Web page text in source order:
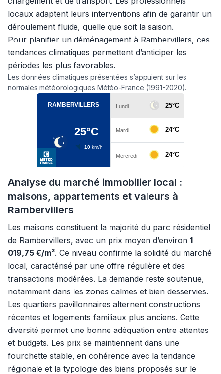
locaux adaptent leurs interventions afin de garantir un
déroulement fluide, quelle que soit la saison.
Pour planifier un déménagement à Rambervillers, ces
tendances climatiques permettent d’anticiper les
périodes les plus favorables.
Les données climatiques présentées s’appuient sur les
normales météorologiques Météo-France (1991-2020).
Analyse du marché immobilier local :
maisons, appartements et valeurs à
Rambervillers
Les maisons constituent la majorité du parc résidentiel
de Rambervillers, avec un prix moyen d’environ 1
019,75 €/m². Ce niveau confirme la solidité du marché
local, caractérisé par une offre régulière et des
transactions modérées. La demande reste soutenue,
notamment dans les zones calmes et bien desservies.
Les quartiers pavillonnaires alternent constructions
récentes et logements familiaux plus anciens. Cette
diversité permet une bonne adéquation entre attentes
et budgets. Les prix se maintiennent dans une
fourchette stable, en cohérence avec la tendance
régionale et la typologie des biens proposés sur le